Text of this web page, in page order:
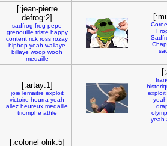
[:jean-pierre
defrog:2]
sadfrog frog pepe
grenouille triste happy
content rick ross rozay
hiphop yeah wallaye
billaye woop wooh
medaille
Coree
[:artay:1]
joie lemaitre exploit
victoire hourra yeah
allez heureux medaille
triomphe athle
exploit
yeah
yeah
[:colonel olrik:5]